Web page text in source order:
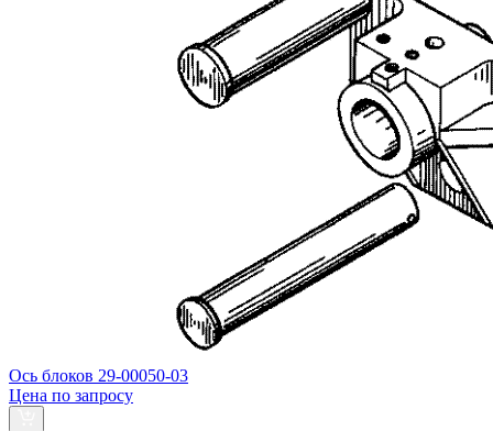
Ось блоков 29-00050-03
Цена по запросу